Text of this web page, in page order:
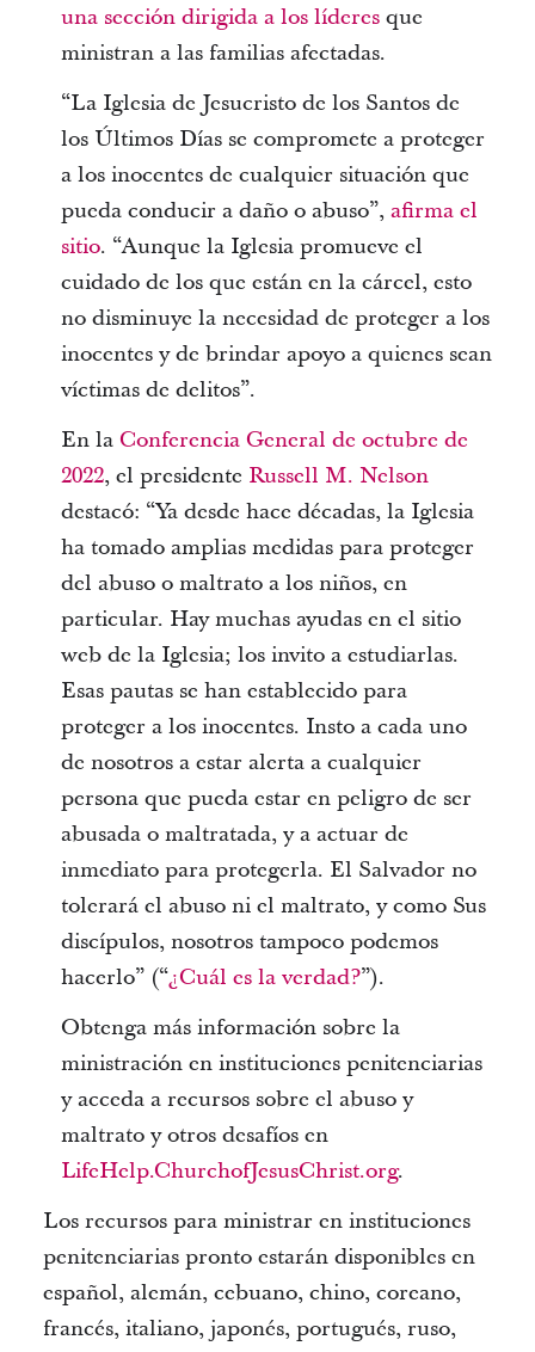
una sección dirigida a los líderesque
ministran a las familias afectadas.
“La Iglesia de Jesucristo de los Santos de
los Últimos Días se compromete a proteger
a los inocentes de cualquier situación que
pueda conducir a daño o abuso”, afirma el
sitio. “Aunque la Iglesia promueve el
cuidado de los que están en la cárcel, esto
no disminuye la necesidad de proteger a los
inocentes y de brindar apoyo a quienes sean
víctimas de delitos”.
En la Conferencia General de octubre de
2022, el presidente Russell M. Nelson
destacó: “Ya desde hace décadas, la Iglesia
ha tomado amplias medidas para proteger
del abuso o maltrato a los niños, en
particular. Hay muchas ayudas en el sitio
web de la Iglesia; los invito a estudiarlas.
Esas pautas se han establecido para
proteger a los inocentes. Insto a cada uno
de nosotros a estar alerta a cualquier
persona que pueda estar en peligro de ser
abusada o maltratada, y a actuar de
inmediato para protegerla. El Salvador no
tolerará el abuso ni el maltrato, y como Sus
discípulos, nosotros tampoco podemos
hacerlo” (“¿Cuál es la verdad?”).
Obtenga más información sobre la
ministración en instituciones penitenciarias
y acceda a recursos sobre el abuso y
maltrato y otros desafíos en
LifeHelp.ChurchofJesusChrist.org.
Los recursos para ministrar en instituciones
penitenciarias pronto estarán disponibles en
español, alemán, cebuano, chino, coreano,
francés, italiano, japonés, portugués, ruso,